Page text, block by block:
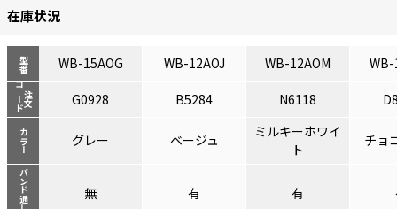
在庫状況
型番
注文
コード
カラー
バンド通し穴
WB-15AOG WB-12AOJ WB-12AOM
G0928 B5284 N6118
グレー ベージュ
ミルキーホワイ
ト
チョ
無 有 有